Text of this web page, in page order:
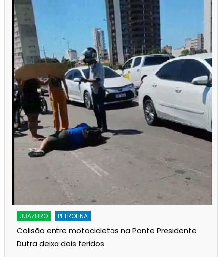
JUAZEIRO PETROLINA
Colisão entre motocicletas na Ponte Presidente
Dutra deixa dois feridos